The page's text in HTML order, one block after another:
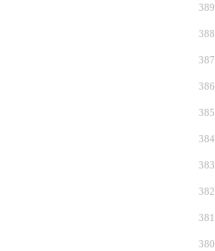
389
388
387
386
385
384
383
382
381
380